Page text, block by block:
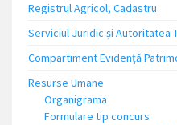
Registrul Agricol, Cadastru
Serviciul Juridic și Autoritatea
Compartiment Evidență
Resurse Umane
Organigrama
Formulare tip concurs